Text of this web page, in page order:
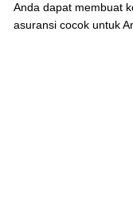
Anda dapat membuat
asuransi cocok untuk